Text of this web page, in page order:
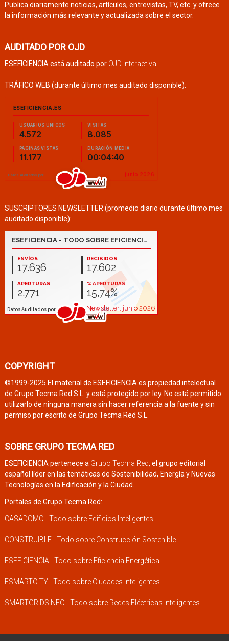
Publica diariamente noticias, artículos, entrevistas, TV, etc. y ofrece
la información más relevante y actualizada sobre el sector.
AUDITADO POR OJD
ESEFICIENCIA está auditado por OJD Interactiva
TRÁFICO WEB (durante último mes auditado disponible):
SUSCRIPTORES NEWSLETTER (promedio diario durante último mes
auditado disponible):
COPYRIGHT
©1999-2025 El material de ESEFICIENCIA es propiedad intelectual
de Grupo Tecma Red S.L. y está protegido por ley. No está permitido
utilizarlo de ninguna manera sin hacer referencia a la fuente y sin
permiso por escrito de Grupo Tecma Red S.L.
SOBRE GRUPO TECMA RED
ESEFICIENCIA pertenece a Grupo Tecma Red, el grupo editorial
español líder en las temáticas de Sostenibilidad, Energía y Nuevas
Tecnologías en la Edificación y la Ciudad.
Portales de Grupo Tecma Red:
CASADOMO - Todo sobre Edificios Inteligentes
CONSTRUIBLE - Todo sobre Construcción Sostenible
ESEFICIENCIA - Todo sobre Eficiencia Energética
ESMARTCITY - Todo sobre Ciudades Inteligentes
SMARTGRIDSINFO - Todo sobre Redes Eléctricas Inteligentes